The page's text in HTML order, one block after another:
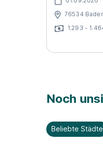
76534
1.293 -
Noch
Beliebte Städte